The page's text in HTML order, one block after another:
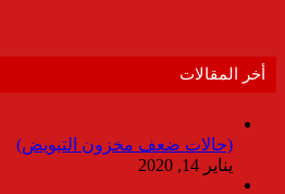
أخر المقالات
(حالات ضعف مخزون التبويض)
يناير 14, 2020